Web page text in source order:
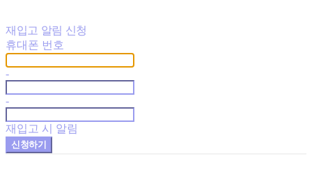
재입고 알림 신청
휴대폰 번호
-
-
재입고 시 알림
신청하기